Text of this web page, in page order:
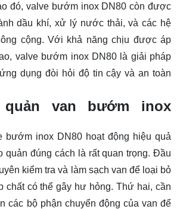
đó, valve bướm inox DN80 còn được
dầu khí, xử lý nước thải, và các hệ
cộng. Với khả năng chịu được áp
valve bướm inox DN80 là giải pháp
dụng đòi hỏi độ tin cậy và an toàn
quản van bướm inox
bướm inox DN80 hoạt động hiệu quả
quản đúng cách là rất quan trọng. Đầu
kiểm tra và làm sạch van để loại bỏ
chất có thể gây hư hỏng. Thứ hai, cần
các bộ phận chuyển động của van để